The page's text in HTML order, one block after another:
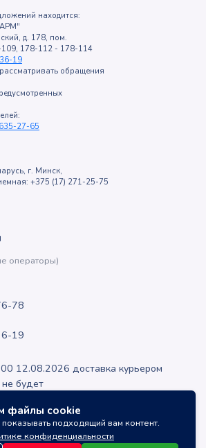
файлы cookie
подходящий вам контент.
конфиденциальности
находится:
д. 178, пом.
178-112 - 178-114
19
обращения
27-65
г. Минск,
+375 (17) 271-25-75
операторы)
78
19
12.08.2026 доставка курьером
будет